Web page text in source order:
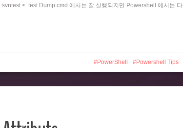
< .test.Dump cmd 에서는 잘 실행되지만 Powershell 에서는 다
PowerShell Powershell Tips